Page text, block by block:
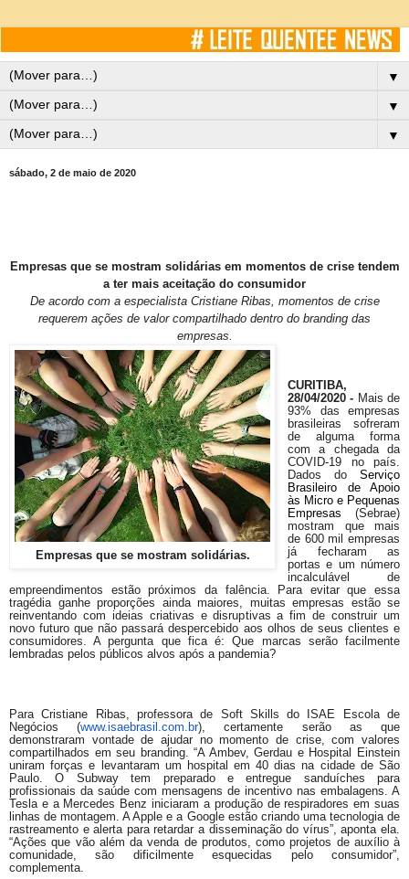
▼
▼
▼
sábado, 2 de maio de 2020
Empresas que se mostram solidárias em momentos de crise tendem
a ter mais aceitação do consumidor
De acordo com a especialista Cristiane Ribas, momentos de crise
requerem ações de valor compartilhado dentro do branding das
empresas.
Empresas que se mostram solidárias.
CURITIBA,
28/04/2020 - Mais de
93% das empresas
brasileiras sofreram
de alguma forma
com a chegada da
COVID-19 no país.
Dados do
Serviço
Brasileiro de Apoio
às Micro e Pequenas
Empresas
(Sebrae)
mostram que mais
de 600 mil empresas
já fecharam as
portas e um número
incalculável de
empreendimentos estão próximos da falência. Para evitar que essa
tragédia ganhe proporções ainda maiores, muitas empresas estão se
reinventando com ideias criativas e disruptivas a fim de construir um
novo futuro que não passará despercebido aos olhos de seus clientes e
consumidores. A pergunta que fica é: Que marcas serão facilmente
lembradas pelos públicos alvos após a pandemia?
Para Cristiane Ribas, professora de Soft Skills do ISAE Escola de
Negócios (www.isaebrasil.com.br), certamente serão as que
demonstraram vontade de ajudar no momento de crise, com valores
compartilhados em seu branding. “A Ambev, Gerdau e Hospital Einstein
uniram forças e levantaram um hospital em 40 dias na cidade de São
Paulo. O Subway tem preparado e entregue sanduíches para
profissionais da saúde com mensagens de incentivo nas embalagens. A
Tesla e a Mercedes Benz iniciaram a produção de respiradores em suas
linhas de montagem. A Apple e a Google estão criando uma tecnologia de
rastreamento e alerta para retardar a disseminação do vírus”, aponta ela.
“Ações que vão além da venda de produtos, como projetos de auxílio à
comunidade, são dificilmente esquecidas pelo consumidor”,
complementa.